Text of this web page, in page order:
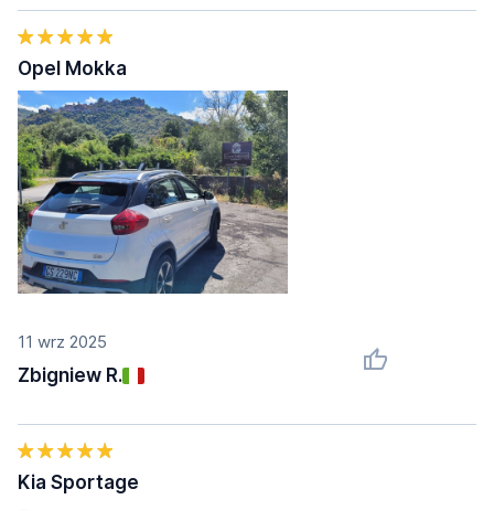
11 wrz 2025
Zbigniew R.
Opel Mokka
Kia Sportage